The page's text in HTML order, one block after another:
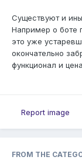
Существуют и
Например о боте
это уже
окончательно
функционал и
Report image
FROM THE